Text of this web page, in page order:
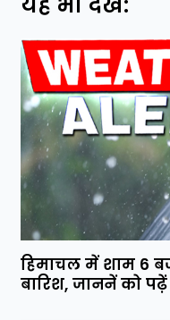
हिमाचल में शाम 6
बारिश, जाननें को